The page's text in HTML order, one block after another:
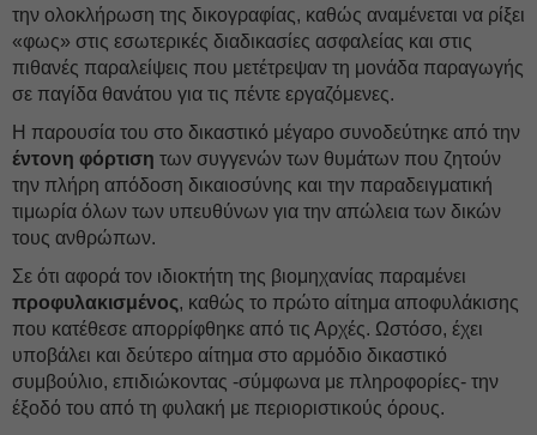
την ολοκλήρωση της δικογραφίας, καθώς αναμένεται να ρίξει
«φως» στις εσωτερικές διαδικασίες ασφαλείας και στις
πιθανές παραλείψεις που μετέτρεψαν τη μονάδα παραγωγής
σε παγίδα θανάτου για τις πέντε εργαζόμενες.
Η παρουσία του στο δικαστικό μέγαρο συνοδεύτηκε από την
έντονη φόρτιση των συγγενών των θυμάτων που ζητούν
την πλήρη απόδοση δικαιοσύνης και την παραδειγματική
τιμωρία όλων των υπευθύνων για την απώλεια των δικών
τους ανθρώπων.
Σε ότι αφορά τον ιδιοκτήτη της βιομηχανίας παραμένει
προφυλακισμένος, καθώς το πρώτο αίτημα αποφυλάκισης
που κατέθεσε απορρίφθηκε από τις Αρχές. Ωστόσο, έχει
υποβάλει και δεύτερο αίτημα στο αρμόδιο δικαστικό
συμβούλιο, επιδιώκοντας -σύμφωνα με πληροφορίες- την
έξοδό του από τη φυλακή με περιοριστικούς όρους.